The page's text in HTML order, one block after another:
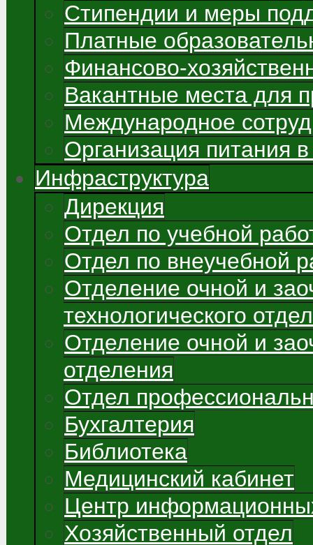
Стипендии и меры
Платные
Финансово-
Вакантные места для
Международное
Организация питания
Инфраструктура
Дирекция
Отдел по учебной
Отдел по внеучебной
Отделение очной и
технологического
Отделение очной и
отделения
Отдел
Бухгалтерия
Библиотека
Медицинский кабинет
Центр
Хозяйственный отдел